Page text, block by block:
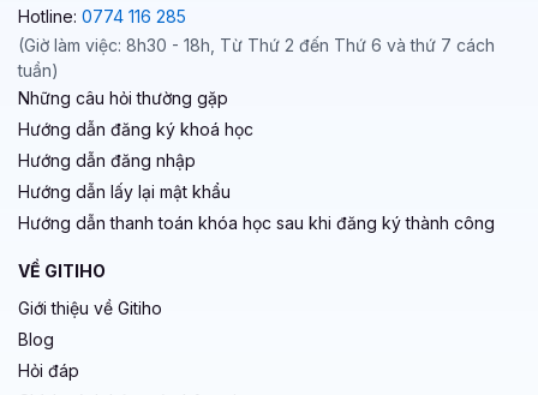
Hotline: 0774 116 285
(Giờ làm việc: 8h30 - 18h, Từ Thứ 2 đến Thứ 6 và thứ 7 cách
tuần)
Những câu hỏi thường gặp
Hướng dẫn đăng ký khoá học
Hướng dẫn đăng nhập
Hướng dẫn lấy lại mật khẩu
Hướng dẫn thanh toán khóa học sau khi đăng ký thành công
VỀ GITIHO
Giới thiệu về Gitiho
Blog
Hỏi đáp